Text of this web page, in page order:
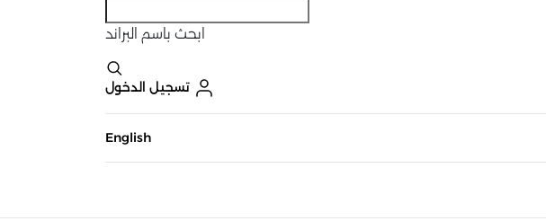
ابحث باسم البراند
تسجيل الدخول
English